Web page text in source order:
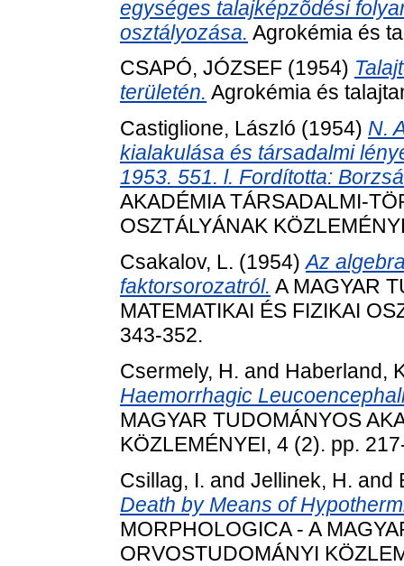
egységes talajképzõdési
osztályozása. Agrokémia és
CSAPÓ, JÓZSEF (1954)
területén. Agrokémia és
Castiglione, László (1954) N.
kialakulása és társadalmi
1953. 551. l. Fordította:
AKADÉMIA TÁRSADALMI-
OSZTÁLYÁNAK
Csakalov, L. (1954)Az
faktorsorozatról. A MAGYAR
MATEMATIKAI ÉS FIZIKAI
343-352.
Csermely, H. and Haberland,
Haemorrhagic
MAGYAR TUDOMÁNYOS
KÖZLEMÉNYEI, 4 (2). pp.
Csillag, I. and Jellinek, H. and
Death by Means of
MORPHOLOGICA - A
ORVOSTUDOMÁNYI